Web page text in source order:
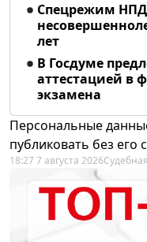
Спецрежим НПД
лет
В Госдуме
аттестацией в
экзамена
Персональные
публиковать без его
18:27 7 августа 2026